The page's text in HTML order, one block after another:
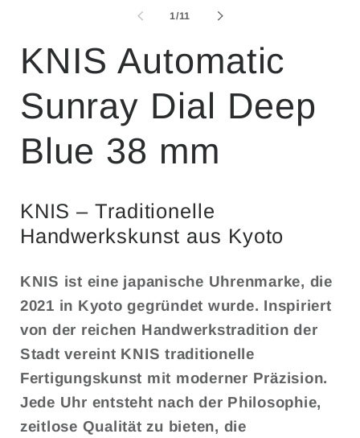
1/von
11
KNIS Automatic
Sunray Dial Deep
Blue 38 mm
KNIS – Traditionelle
Handwerkskunst aus Kyoto
KNIS ist eine japanische Uhrenmarke, die
2021 in Kyoto gegründet wurde. Inspiriert
von der reichen Handwerkstradition der
Stadt vereint KNIS traditionelle
Fertigungskunst mit moderner Präzision.
Jede Uhr entsteht nach der Philosophie,
zeitlose Qualität zu bieten, die